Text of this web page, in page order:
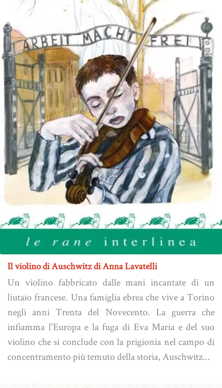
Il violino di Auschwitz di Anna Lavatelli
Un violino fabbricato dalle mani incantate di un
liutaio francese. Una famiglia ebrea che vive a Torino
negli anni Trenta del Novecento. La guerra che
infiamma l'Europa e la fuga di Eva Maria e del suo
violino che si conclude con la prigionia nel campo di
concentramento più temuto della storia, Auschwitz...